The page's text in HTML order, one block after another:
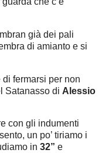
già dei pali
di amianto e si
fermarsi per non
Satanasso di Alessio
con gli indumenti
un po’ tiriamo i
in 32” e